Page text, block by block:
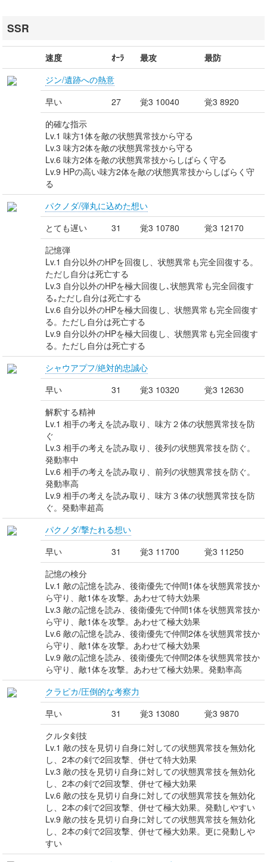
SSR
速度 ｵｰﾗ 最攻
最防
ジン/遺跡への熱意
早い
27 覚3 10040
覚3 8920
的確な指示
Lv.1 味方1体を敵の状態異常技から守る
Lv.3 味方2体を敵の状態異常技から守る
Lv.6 味方2体を敵の状態異常技からしばらく守る
Lv.9 HPの高い味方2体を敵の状態異常技からしばらく守
る
パクノダ/弾丸に込めた想い
とても遅い
31 覚3 10780
覚3 12170
記憶弾
Lv.1 自分以外のHPを回復し、状態異常も完全回復する。
ただし自分は死亡する
Lv.3 自分以外のHPを極大回復し､状態異常も完全回復す
る｡ただし自分は死亡する
Lv.6 自分以外のHPを極大回復し、状態異常も完全回復す
る。ただし自分は死亡する
Lv.9 自分以外のHPを極大回復し、状態異常も完全回復す
る。ただし自分は死亡する
シャウアプフ/絶対的忠誠心
早い
31 覚3 10320
覚3 12630
解釈する精神
Lv.1 相手の考えを読み取り、味方２体の状態異常技を防
ぐ
Lv.3 相手の考えを読み取り、後列の状態異常技を防ぐ。
発動率中
Lv.6 相手の考えを読み取り、前列の状態異常技を防ぐ。
発動率高
Lv.9 相手の考えを読み取り、味方３体の状態異常技を防
ぐ。発動率超高
パクノダ/撃たれる想い
早い
31 覚3 11700
覚3 11250
記憶の検分
Lv.1 敵の記憶を読み、後衛優先で仲間1体を状態異常技か
ら守り、敵1体を攻撃。あわせて特大効果
Lv.3 敵の記憶を読み、後衛優先で仲間1体を状態異常技か
ら守り、敵1体を攻撃。あわせて極大効果
Lv.6 敵の記憶を読み、後衛優先で仲間2体を状態異常技か
ら守り、敵1体を攻撃。あわせて極大効果
Lv.9 敵の記憶を読み、後衛優先で仲間2体を状態異常技か
ら守り、敵1体を攻撃。あわせて極大効果。発動率高
クラピカ/圧倒的な考察力
早い
31 覚3 13080
覚3 9870
クルタ剣技
Lv.1 敵の技を見切り自身に対しての状態異常技を無効化
し、2本の剣で2回攻撃、併せて特大効果
Lv.3 敵の技を見切り自身に対しての状態異常技を無効化
し、2本の剣で2回攻撃、併せて極大効果
Lv.6 敵の技を見切り自身に対しての状態異常技を無効化
し、2本の剣で2回攻撃、併せて極大効果。発動しやすい
Lv.9 敵の技を見切り自身に対しての状態異常技を無効化
し、2本の剣で2回攻撃、併せて極大効果。更に発動しや
すい